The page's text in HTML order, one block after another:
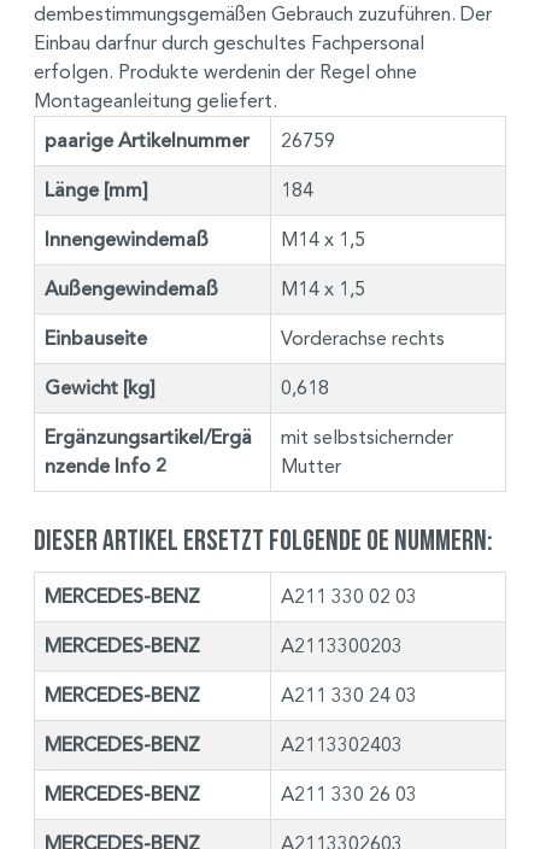
dembestimmungsgemäßen Gebrauch zuzuführen. Der
Einbau darfnur durch geschultes Fachpersonal
erfolgen. Produkte werdenin der Regel ohne
Montageanleitung geliefert.
paarige Artikelnummer 26759
Länge [mm] 184
Innengewindemaß M14 x 1,5
Außengewindemaß M14 x 1,5
Einbauseite Vorderachse rechts
Gewicht [kg] 0,618
Ergänzungsartikel/Ergä
nzende Info 2
mit selbstsichernder
Mutter
Dieser Artikel ersetzt folgende OE Nummern:
MERCEDES-BENZ A211 330 02 03
MERCEDES-BENZ A2113300203
MERCEDES-BENZ A211 330 24 03
MERCEDES-BENZ A2113302403
MERCEDES-BENZ A211 330 26 03
MERCEDES-BENZ A2113302603